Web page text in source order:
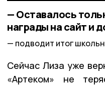
— Оставалось
награды на сайт и
подводит итог
Сейчас Лиза уже
«Артеком» не